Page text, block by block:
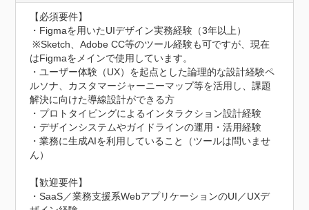
【必須要件】
・Figmaを用いたUIデザイン実務経験（3年以上）
※Sketch、Adobe CC等のツール経験も可ですが、現在
はFigmaをメインで使用しています。
・ユーザー体験（UX）を起点とした論理的な設計経験ペ
ルソナ、カスタマージャーニーマップ等を活用し、課題
解決に向けた導線設計ができる方
・プロトタイピングによるインタラクション設計経験
・デザインシステムやガイドラインの運用・活用経験
・業務に生成AIを利用していること（ツールは問いませ
ん）
【歓迎要件】
・SaaS／業務支援系WebアプリケーションのUI／UXデ